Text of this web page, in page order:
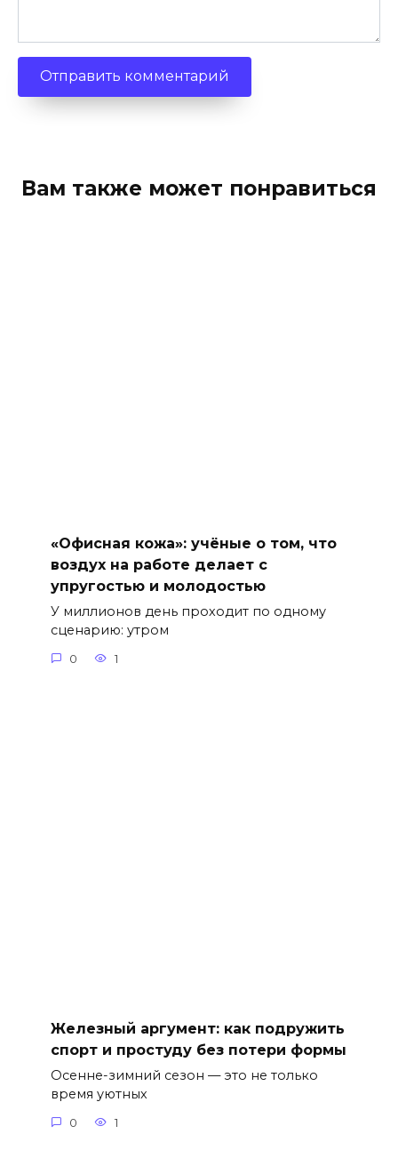
Вам также может понравиться
«Офисная кожа»: учёные о том, что
воздух на работе делает с
упругостью и молодостью
У миллионов день проходит по одному
сценарию: утром
0 1
Железный аргумент: как подружить
спорт и простуду без потери формы
Осенне-зимний сезон — это не только
время уютных
0 1